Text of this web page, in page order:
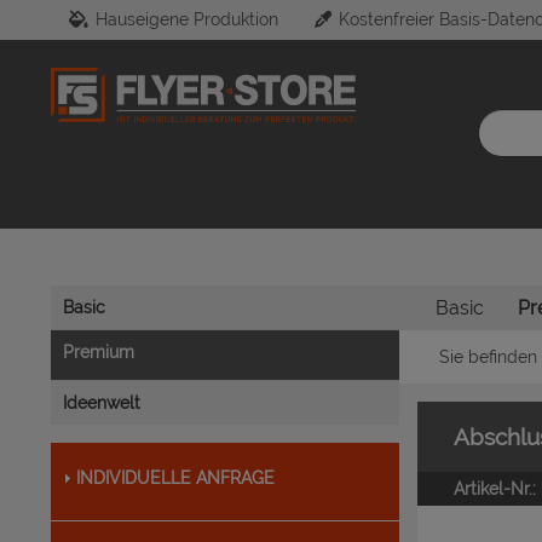
Hauseigene Produktion Kostenfreier Basis-
Basic
Premium
Ideenwelt
INDIVIDUELLE ANFRAGE
Basic
Sie befinden
Artikel-Nr.: